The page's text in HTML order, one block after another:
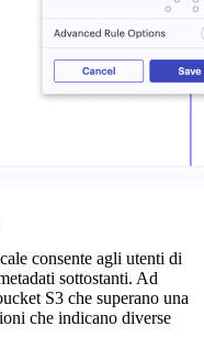
consente agli utenti di
sottostanti. Ad
S3 che superano una
che indicano diverse